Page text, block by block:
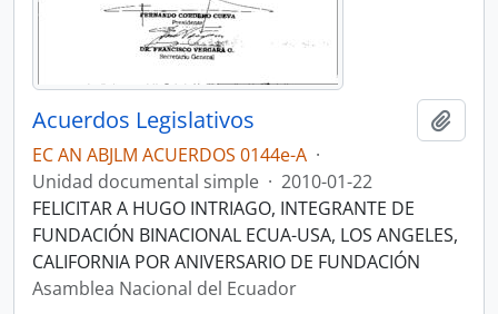
Acuerdos Legislativos
EC AN ABJLM ACUERDOS 0144e-A ·
Unidad documental simple · 2010-01-22
FELICITAR A HUGO INTRIAGO, INTEGRANTE DE
FUNDACIÓN BINACIONAL ECUA-USA, LOS ANGELES,
CALIFORNIA POR ANIVERSARIO DE FUNDACIÓN
Asamblea Nacional del Ecuador